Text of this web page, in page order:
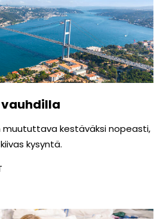
muututtava kestäväksi nopeasti,
kysyntä.